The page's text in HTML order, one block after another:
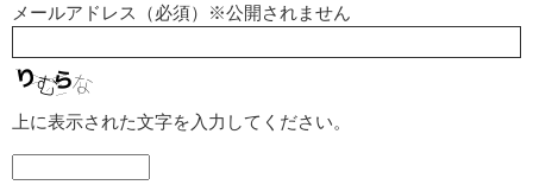
メールアドレス（必須）※公開されません
上に表示された文字を入力してください。